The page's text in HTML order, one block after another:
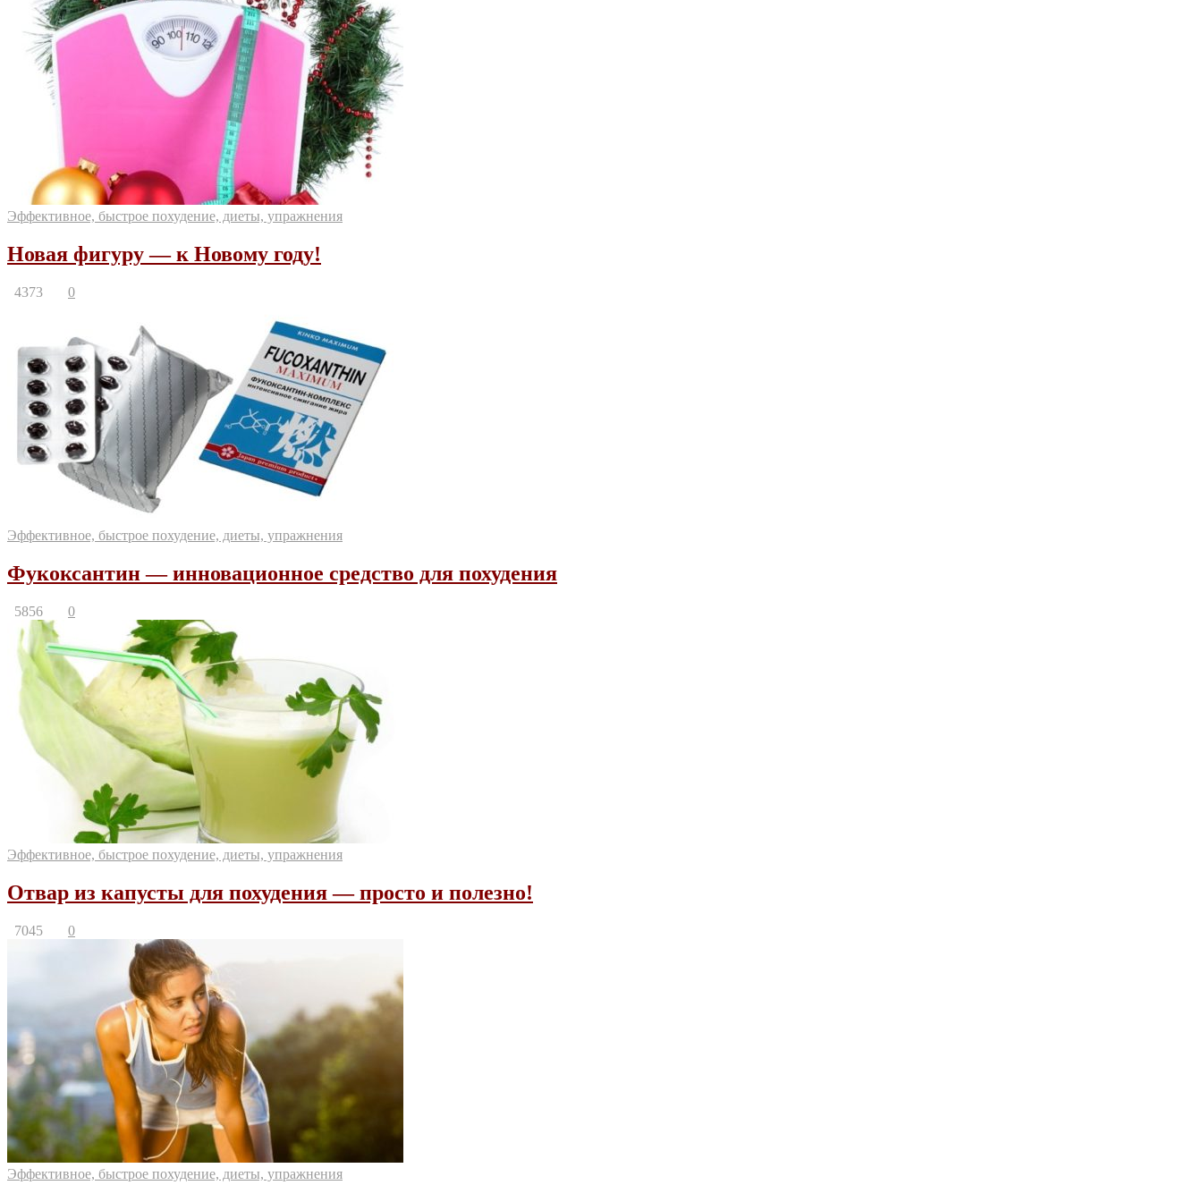
Эффективное, быстрое похудение, диеты, упражнения
Новая фигуру — к Новому году!
4373 0
Эффективное, быстрое похудение, диеты, упражнения
Фукоксантин — инновационное средство для похудения
5856 0
Эффективное, быстрое похудение, диеты, упражнения
Отвар из капусты для похудения — просто и полезно!
7045 0
Эффективное, быстрое похудение, диеты, упражнения